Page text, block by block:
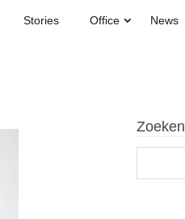
Stories Office News
Zoeken